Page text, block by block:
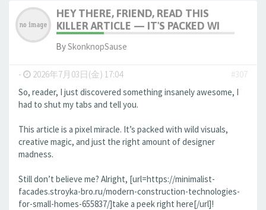
HEY THERE, FRIEND, READ THIS
KILLER ARTICLE — IT'S PACKED WI
BySkonknopSause
- 2026年7月03日(金) 17:04
#307
So, reader, I just discovered something insanely awesome, I
had to shut my tabs and tell you.
This article is a pixel miracle. It’s packed with wild visuals,
creative magic, and just the right amount of designer
madness.
Still don’t believe me? Alright, [url=https://minimalist-
facades.stroyka-bro.ru/modern-construction-technologies-
for-small-homes-655837/]take a peek right here[/url]!